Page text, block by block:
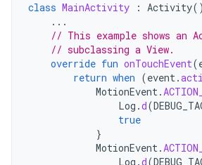
class MainActivity : Activity()
...
// This example shows an
// subclassing a View.
override fun onTouchEvent(
return when (event.
MotionEvent.
Log .d(
true
}
MotionEvent.
Log .d(